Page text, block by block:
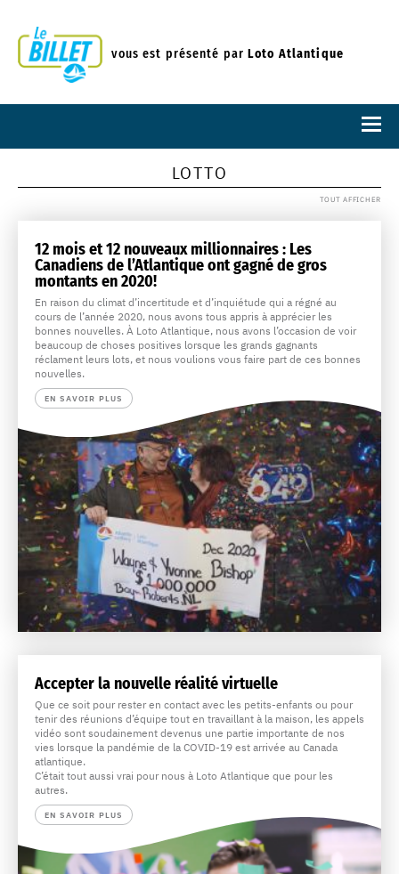
vous est présenté parLoto Atlantique
LOTTO
TOUT AFFICHER
12 mois et 12 nouveaux millionnaires : Les
Canadiens de l’Atlantique ont gagné de gros
montants en 2020!
En raison du climat d’incertitude et d’inquiétude qui a régné au
cours de l’année 2020, nous avons tous appris à apprécier les
bonnes nouvelles. À Loto Atlantique, nous avons l’occasion de voir
beaucoup de choses positives lorsque les grands gagnants
réclament leurs lots, et nous voulions vous faire part de ces bonnes
nouvelles.
EN SAVOIR PLUS
Accepter la nouvelle réalité virtuelle
Que ce soit pour rester en contact avec les petits-enfants ou pour
tenir des réunions d’équipe tout en travaillant à la maison, les appels
vidéo sont soudainement devenus une partie importante de nos
vies lorsque la pandémie de la COVID-19 est arrivée au Canada
atlantique.
C’était tout aussi vrai pour nous à Loto Atlantique que pour les
autres.
EN SAVOIR PLUS